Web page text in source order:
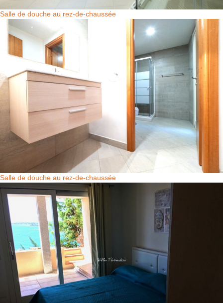
Salle de douche au rez-de-chaussée
Salle de douche au rez-de-chaussée